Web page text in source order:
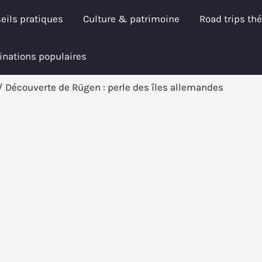
pratiques Culture & patrimoine Road trips
populaires
Découverte de Rügen : perle des îles allemandes